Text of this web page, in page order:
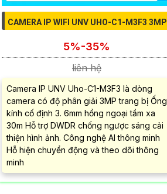
CAMERA IP WIFI UNV UHO-C1-M3F3 3MP
5%-35%
liên hệ
Camera IP UNV Uho-C1-M3F3 là dòng
camera có độ phân giải 3MP trang bị Ống
kính cố định 3. 6mm hồng ngoại tầm xa
30m Hỗ trợ DWDR chống ngược sáng cải
thiện hình ảnh. Công nghệ AI thông minh
Hỗ hiện chuyển động và theo dõi thông
minh